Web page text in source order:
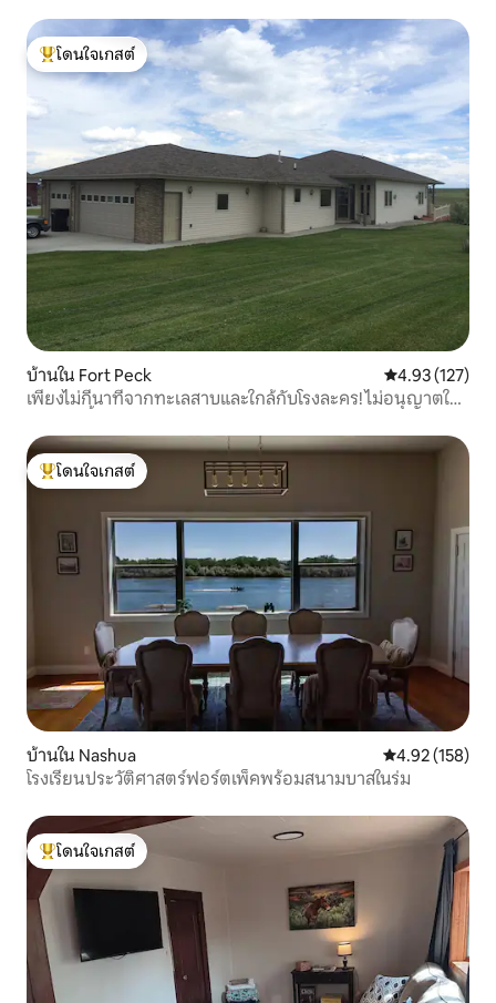
โดนใจเกสต์ที่สุด
โดนใจเกสต์
บ้านใน Fort Peck คะแนนเฉลี่ย
4.93 (127)
เพียงไม่กี่นาทีจากทะเลสาบและใกล้กับโรงละคร! ไม่อนุญาตให้
โดนใจเกสต์ที่สุด
โดนใจเกสต์
บ้านใน Nashua คะแนนเฉลี่ย
4.92 (158)
โรงเรียนประวัติศาสตร์ฟอร์ตเพ็คพร้อมสนามบาสในร่ม
โดนใจเกสต์ที่สุด
โดนใจเกสต์